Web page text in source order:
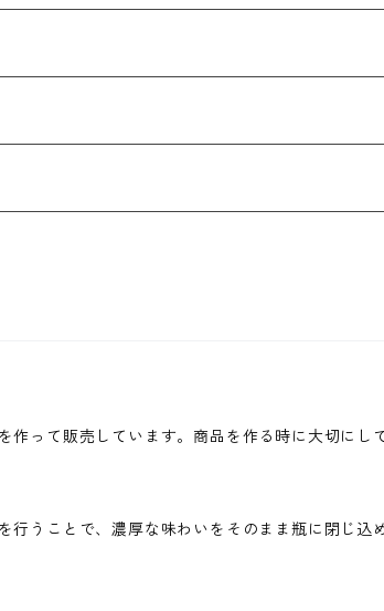
って販売しています。商品を作る時に大切にし
うことで、濃厚な味わいをそのまま瓶に閉じ込